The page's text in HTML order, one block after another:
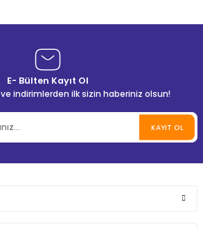
E- Bülten Kayıt Ol
indirimlerden ilk sizin haberiniz olsun!
KAYIT OL